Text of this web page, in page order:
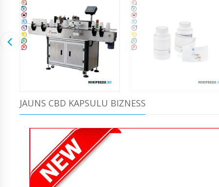
JAUNS CBD KAPSULU BIZNESS